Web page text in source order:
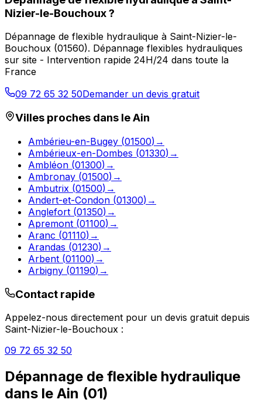
Nizier-le-Bouchoux?
Dépannage de flexible hydraulique à Saint-Nizier-le-
Bouchoux (01560). Dépannage flexibles hydrauliques
sur site - Intervention rapide 24H/24 dans toute la
France
09 72 65 32 50Demander un devis gratuit
Villes proches dans leAin
Ambérieu-en-Bugey (01500) →
Ambérieux-en-Dombes (01330) →
Ambléon (01300) →
Ambronay (01500) →
Ambutrix (01500) →
Andert-et-Condon (01300) →
Anglefort (01350) →
Apremont (01100) →
Aranc (01110) →
Arandas (01230) →
Arbent (01100) →
Arbigny (01190) →
Contact rapide
Appelez-nous directement pour un devis gratuit depuis
Saint-Nizier-le-Bouchoux :
09 72 65 32 50
Dépannage de flexible hydraulique
dans le Ain (01)